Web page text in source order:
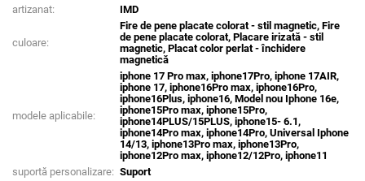
artizanat:
IMD
culoare:
Fire de pene placate colorat - stil magnetic, Fire
de pene placate colorat, Placare irizată - stil
magnetic, Placat color perlat - închidere
magnetică
modele aplicabile:
iphone 17 Pro max, iphone17Pro, iphone 17AIR,
iphone 17, iphone16Pro max, iphone16Pro,
iphone16Plus, iphone16, Model nou Iphone 16e,
iphone15Pro max, iphone15Pro,
iphone14PLUS/15PLUS, iphone15- 6.1,
iphone14Pro max, iphone14Pro, Universal Iphone
14/13, iphone13Pro max, iphone13Pro,
iphone12Pro max, iphone12/12Pro, iphone11
suportă personalizare: Suport